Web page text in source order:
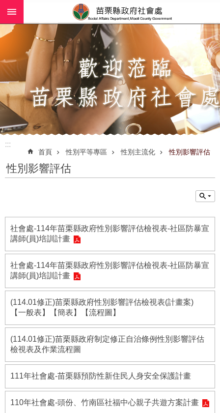
跳到主要內容區塊
進
業
務
介
社
(師)
服
資
訊
公
開
規
章
公
佈
便
民
服
務
:::
首頁 性別平等專區 性別主流化 性別影響評估
性別影響評估
社會處-114年苗栗縣政府性別影響評估檢視表-社區防暴宣
講師(員)培訓計畫
社會處-114年苗栗縣政府性別影響評估檢視表-社區防暴宣
講師(員)培訓計畫
(114.01修正)苗栗縣政府性別影響評估檢視表(計畫案)
【一般表】【簡表】【流程圖】
(114.01修正)苗栗縣政府制定修正自治條例性別影響評估
檢視表及作業流程圖
111年社會處-苗栗縣預防性新住民人身安全保護計畫
110年社會處-頭份、竹南區社福中心親子共遊方案計畫